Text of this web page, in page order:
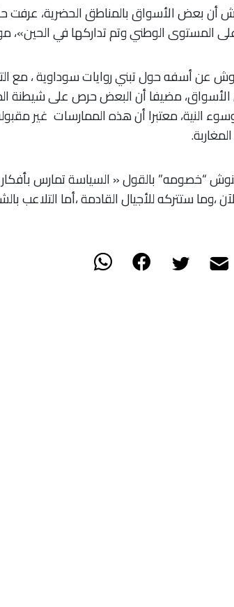
أن بعض الأسواق بالمناطق الحضرية، عرفت
المستوى الوطني وتم تداركها في الحين»،
عن أسفه حول تبني روايات سوداوية ، مع
الأسواق، مضيفا أن البعض حرص على شيطنة
النية، معتبرا أن هذه الممارسات غير
“خصومه” بالقول « السياسة تمارس
،وما ستتركه للأجيال القادمة ،أما التلاعب